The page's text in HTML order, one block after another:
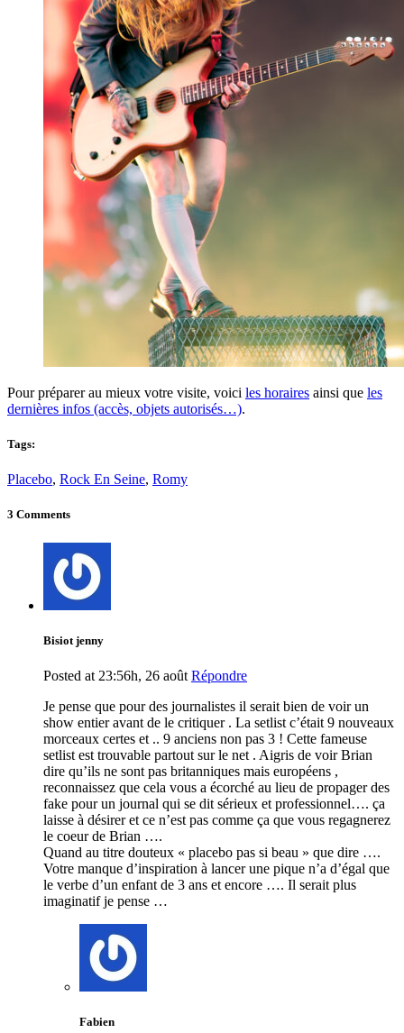
Pour préparer au mieux votre visite, voici les horaires ainsi que les
dernières infos (accès, objets autorisés…).
Tags:
Placebo, Rock En Seine, Romy
3 Comments
Bisiot jenny
Posted at 23:56h, 26 août Répondre
Je pense que pour des journalistes il serait bien de voir un
show entier avant de le critiquer . La setlist c’était 9 nouveaux
morceaux certes et .. 9 anciens non pas 3 ! Cette fameuse
setlist est trouvable partout sur le net . Aigris de voir Brian
dire qu’ils ne sont pas britanniques mais européens ,
reconnaissez que cela vous a écorché au lieu de propager des
fake pour un journal qui se dit sérieux et professionnel…. ça
laisse à désirer et ce n’est pas comme ça que vous regagnerez
le coeur de Brian ….
Quand au titre douteux « placebo pas si beau » que dire ….
Votre manque d’inspiration à lancer une pique n’a d’égal que
le verbe d’un enfant de 3 ans et encore …. Il serait plus
imaginatif je pense …
Fabien